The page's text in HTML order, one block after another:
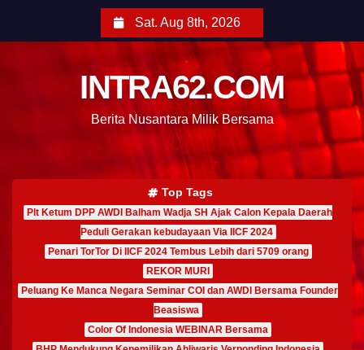
Sat. Aug 8th, 2026
INTRA62.COM
Berita Nusantara Milik Bersama
Top Tags
Plt Ketum DPP AWDI Balham Wadja SH Ajak Calon Kepala Daerah
Peduli Gerakan kebudayaan Via IICF 2024
Penari TorTor Di IICF 2024 Tembus Lebih dari 5709 orang
REKOR MURI
Peluang Ke Manca Negara Seminar COI dan AWDI Bersama Founder
Beasiswa
Color Of Indonesia WEBINAR Bersama